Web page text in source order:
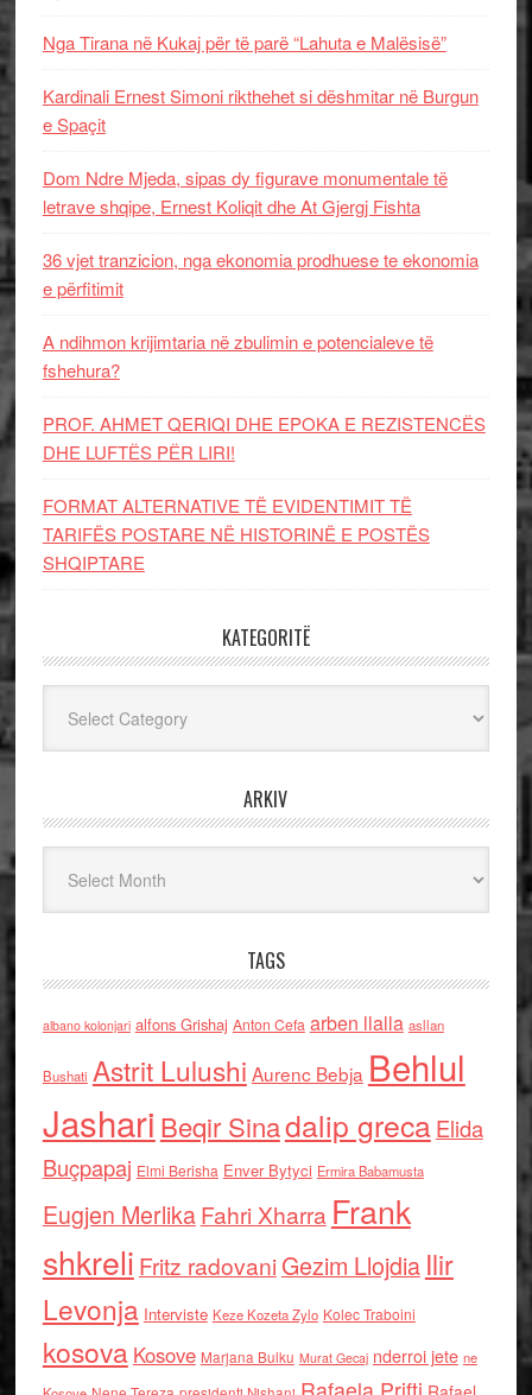
Nga Tirana në Kukaj për të parë “Lahuta e Malësisë”
Kardinali Ernest Simoni rikthehet si dëshmitar në Burgun
e Spaçit
Dom Ndre Mjeda, sipas dy figurave monumentale të
letrave shqipe, Ernest Koliqit dhe At Gjergj Fishta
36 vjet tranzicion, nga ekonomia prodhuese te ekonomia
e përfitimit
A ndihmon krijimtaria në zbulimin e potencialeve të
fshehura?
PROF. AHMET QERIQI DHE EPOKA E REZISTENCЁS
DHE LUFTЁS PЁR LIRI!
FORMAT ALTERNATIVE TË EVIDENTIMIT TË
TARIFËS POSTARE NË HISTORINË E POSTËS
SHQIPTARE
KATEGORITË
ARKIV
TAGS
albano kolonjari alfons Grishaj Anton Cefa arben llalla asllan
Bushati Astrit Lulushi Aurenc Bebja Behlul
Jashari Beqir Sinadalip grecaElida
Buçpapaj Elmi Berisha Enver Bytyci Ermira Babamusta
Eugjen MerlikaFahri Xharra Frank
shkreli Fritz radovaniGezim Llojdia Ilir
Levonja Interviste Keze Kozeta Zylo Kolec Traboini
kosova Kosove Marjana Bulku Murat Gecaj nderroi jete ne